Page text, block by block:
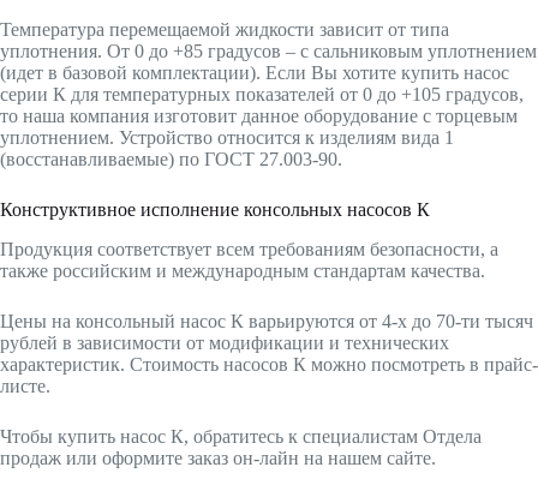
Температура перемещаемой жидкости зависит от типа
уплотнения. От 0 до +85 градусов – с сальниковым уплотнением
(идет в базовой комплектации). Если Вы хотите купить насос
серии К для температурных показателей от 0 до +105 градусов,
то наша компания изготовит данное оборудование с торцевым
уплотнением. Устройство относится к изделиям вида 1
(восстанавливаемые) по ГОСТ 27.003-90.
Конструктивное исполнение консольных насосов К
Продукция соответствует всем требованиям безопасности, а
также российским и международным стандартам качества.
Цены на консольный насос К варьируются от 4-х до 70-ти тысяч
рублей в зависимости от модификации и технических
характеристик. Стоимость насосов К можно посмотреть в прайс-
листе.
Чтобы купить насос К, обратитесь к специалистам Отдела
продаж или оформите заказ он-лайн на нашем сайте.